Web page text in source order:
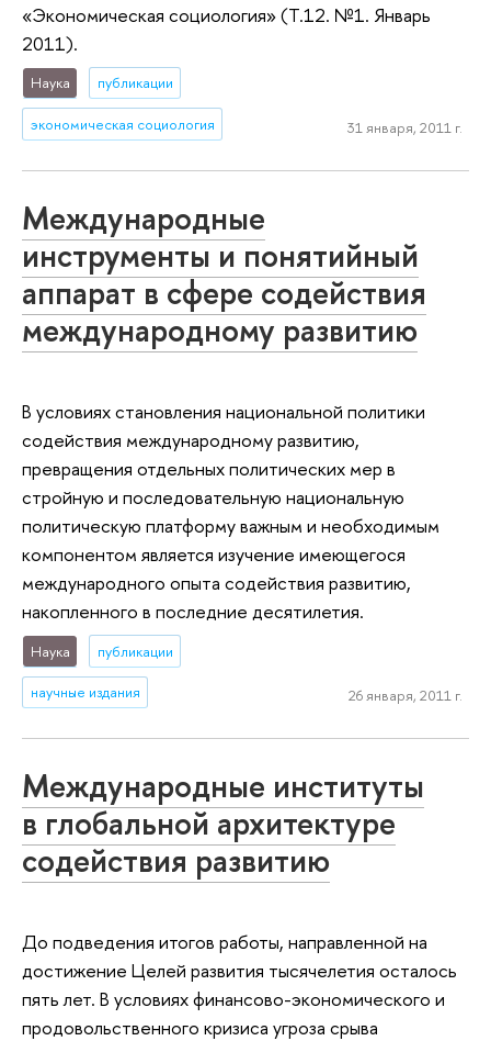
«Экономическая социология» (Т.12. №1. Январь
2011).
Наука публикации
экономическая социология 31 января, 2011 г.
Международные
инструменты и понятийный
аппарат в сфере содействия
международному развитию
В условиях становления национальной политики
содействия международному развитию,
превращения отдельных политических мер в
стройную и последовательную национальную
политическую платформу важным и необходимым
компонентом является изучение имеющегося
международного опыта содействия развитию,
накопленного в последние десятилетия.
Наука публикации
научные издания 26 января, 2011 г.
Международные институты
в глобальной архитектуре
содействия развитию
До подведения итогов работы, направленной на
достижение Целей развития тысячелетия осталось
пять лет. В условиях финансово-экономического и
продовольственного кризиса угроза срыва